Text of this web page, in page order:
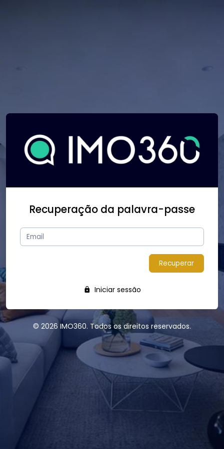
Recuperação da palavra-passe
Recuperar
Iniciar sessão
© 2026 IMO360. Todos os direitos reservados.